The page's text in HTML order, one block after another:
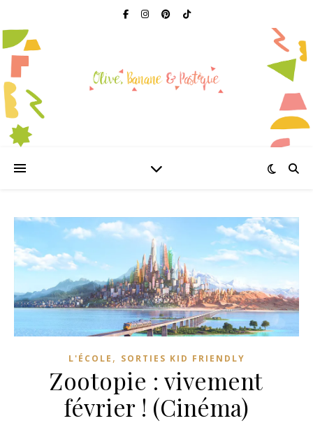
L'ÉCOLE , SORTIES KID FRIENDLY
Zootopie : vivement
février ! (Cinéma)